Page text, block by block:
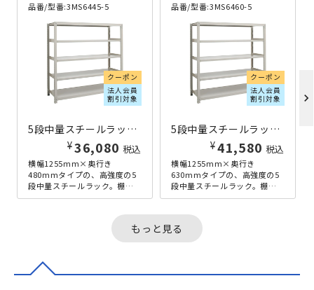
品番/型番:3MS6445-5
クーポン
法人会員
割引対象
5段中量スチールラック H1800×W1255×D480 アイボリー
¥36,080 税込
横幅1255mm×奥行き
480mmタイプの、高強度の5
段中量スチールラック。棚板
耐荷重300kg/段を誇り、重量
品番/型番:3MS6460-5
クーポン
法人会員
割引対象
5段中量スチールラック 単立 H1800×W1255×D630 アイボリー
¥41,580 税込
横幅1255mm×奥行き
630mmタイプの、高強度の5
段中量スチールラック。棚板
耐荷重300kg/段を誇り、重量
chevron_right
もっと見る